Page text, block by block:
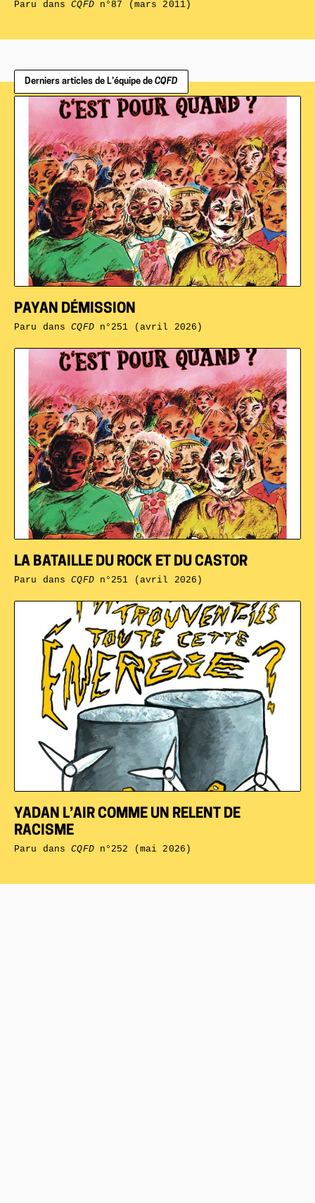
Paru dansCQFDn°87 (mars 2011)
Derniers articles de L’équipe de CQFD
YADAN L’AIR COMME UN RELENT DE
RACISME
Paru dansCQFDn°252 (mai 2026)
LA BATAILLE DU ROCK ET DU CASTOR
Paru dansCQFDn°251 (avril 2026)
PAYAN DÉMISSION
Paru dansCQFDn°251 (avril 2026)